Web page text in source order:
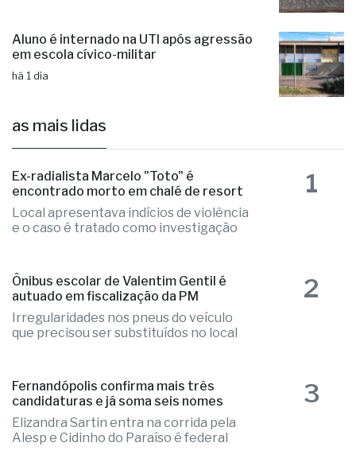
Aluno é internado na UTI após agressão
em escola cívico-militar
há 1 dia
as mais lidas
Ex-radialista Marcelo "Toto" é
encontrado morto em chalé de resort
Local apresentava indícios de violência
e o caso é tratado como investigação
1
Ônibus escolar de Valentim Gentil é
autuado em fiscalização da PM
Irregularidades nos pneus do veículo
que precisou ser substituídos no local
2
Fernandópolis confirma mais três
candidaturas e já soma seis nomes
Elizandra Sartin entra na corrida pela
Alesp e Cidinho do Paraíso é federal
3